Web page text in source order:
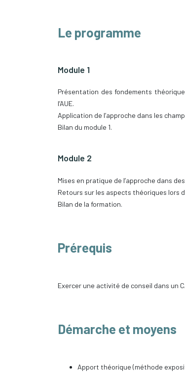
Le programme
Module 1
Présentation des fondements
l’AUE.
Application de l’approche dans les
Bilan du module 1.
Module 2
Mises en pratique de l’approche dans
Retours sur les aspects théoriques lors
Bilan de la formation.
Prérequis
Exercer une activité de conseil dans un
Démarche et moyens
Apport théorique (méthode